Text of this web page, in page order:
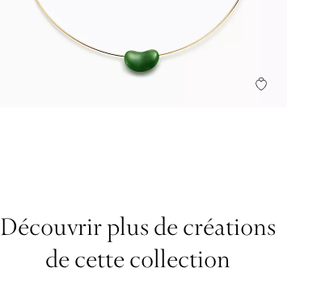
Découvrir plus de créations
de cette collection